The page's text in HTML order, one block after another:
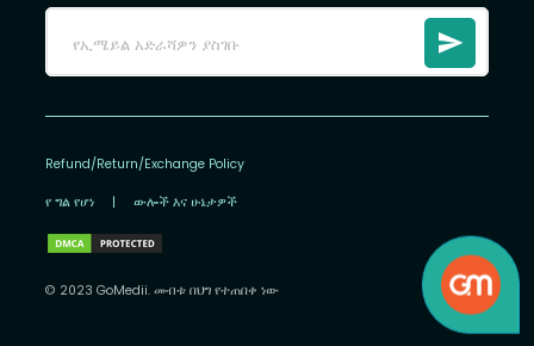
Refund/Return/Exchange Policy
የ ግል የሆነ | ውሎች እና ሁኔታዎች
© 2023 GoMedii. መብቱ በህግ የተጠበቀ ነው